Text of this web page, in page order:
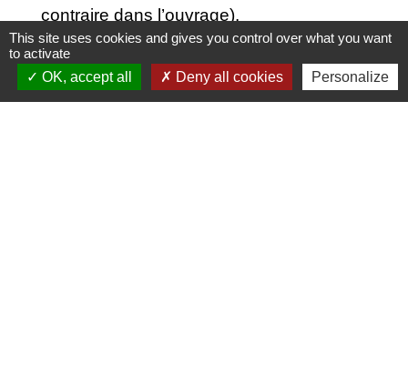
contraire dans l’ouvrage).
Comité d’Histoire du Haut-Pays 23 rue
Jonnart 62560 Fauquembergues,
This site uses cookies and gives you control over what you want
to activate
OK, accept all
Deny all cookies Personalize